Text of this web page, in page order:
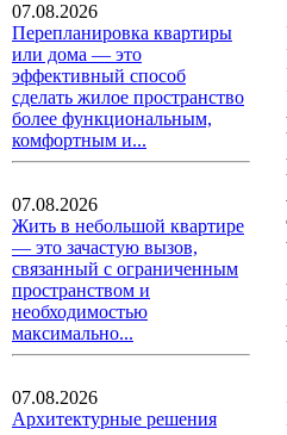
07.08.2026
Перепланировка квартиры
или дома — это
эффективный способ
сделать жилое пространство
более функциональным,
комфортным и...
07.08.2026
Жить в небольшой квартире
— это зачастую вызов,
связанный с ограниченным
пространством и
необходимостью
максимально...
07.08.2026
Архитектурные решения